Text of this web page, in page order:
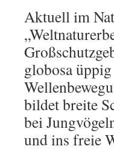
Aktuell im
globosa
bildet breite
bei
und ins freie